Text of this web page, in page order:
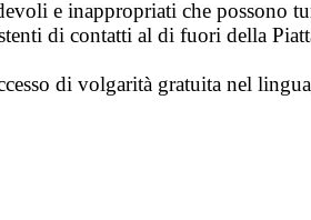
e inappropriati che possono
di contatti al di fuori della
di volgarità gratuita nel